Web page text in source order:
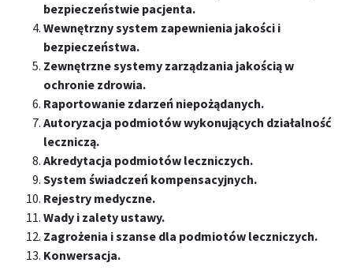
bezpieczeństwie pacjenta.
Wewnętrzny system zapewnienia jakości i
bezpieczeństwa.
Zewnętrzne systemy zarządzania jakością w
ochronie zdrowia.
Raportowanie zdarzeń niepożądanych.
Autoryzacja podmiotów wykonujących działalność
leczniczą.
Akredytacja podmiotów leczniczych.
System świadczeń kompensacyjnych.
Rejestry medyczne.
Wady i zalety ustawy.
Zagrożenia i szanse dla podmiotów leczniczych.
Konwersacja.